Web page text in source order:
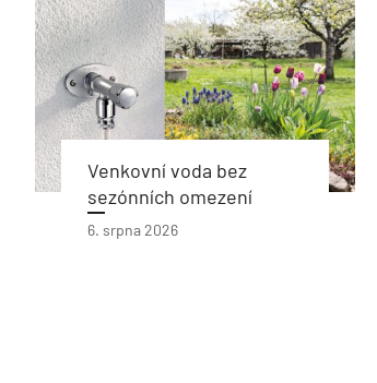
Venkovní voda bez
sezónních omezení
6. srpna 2026